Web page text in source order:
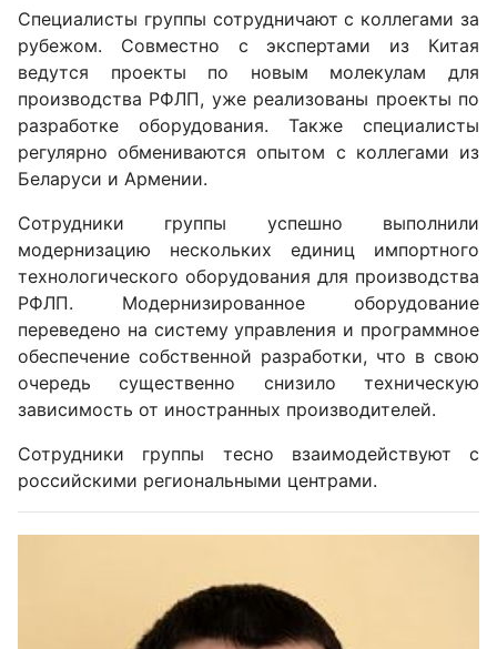
Специалисты группы сотрудничают с коллегами за
рубежом. Совместно с экспертами из Китая
ведутся проекты по новым молекулам для
производства РФЛП, уже реализованы проекты по
разработке оборудования. Также специалисты
регулярно обмениваются опытом с коллегами из
Беларуси и Армении.
Сотрудники группы успешно выполнили
модернизацию нескольких единиц импортного
технологического оборудования для производства
РФЛП. Модернизированное оборудование
переведено на систему управления и программное
обеспечение собственной разработки, что в свою
очередь существенно снизило техническую
зависимость от иностранных производителей.
Сотрудники группы тесно взаимодействуют с
российскими региональными центрами.